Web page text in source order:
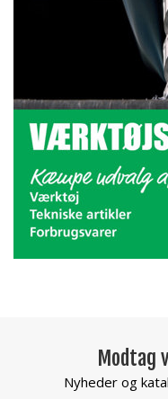
Modtag
Nyheder og